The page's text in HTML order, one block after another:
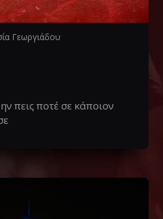
Γεωργιάδου
πεις ποτέ σε κάποιον